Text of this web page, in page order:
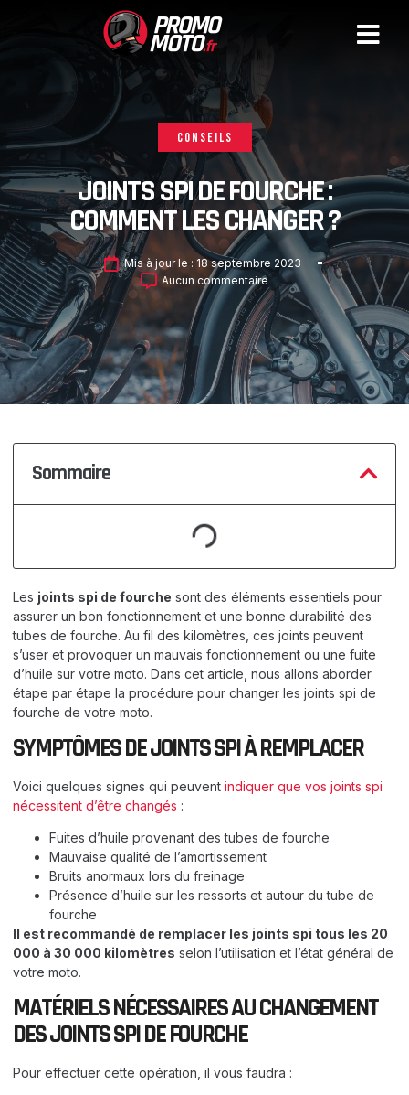
CONSEILS
JOINTS SPI DE FOURCHE :
COMMENT LES CHANGER ?
Mis à jour le : 18 septembre 2023
Aucun commentaire
Sommaire
Les joints spi de fourche sont des éléments essentiels pour
assurer un bon fonctionnement et une bonne durabilité des
tubes de fourche. Au fil des kilomètres, ces joints peuvent
s’user et provoquer un mauvais fonctionnement ou une fuite
d’huile sur votre moto. Dans cet article, nous allons aborder
étape par étape la procédure pour changer les joints spi de
fourche de votre moto.
SYMPTÔMES DE JOINTS SPI À REMPLACER
Voici quelques signes qui peuvent indiquer que vos joints spi
nécessitent d’être changés :
Fuites d’huile provenant des tubes de fourche
Mauvaise qualité de l’amortissement
Bruits anormaux lors du freinage
Présence d’huile sur les ressorts et autour du tube de
fourche
Il est recommandé de remplacer les joints spi tous les 20
000 à 30 000 kilomètres selon l’utilisation et l’état général de
votre moto.
MATÉRIELS NÉCESSAIRES AU CHANGEMENT
DES JOINTS SPI DE FOURCHE
Pour effectuer cette opération, il vous faudra :